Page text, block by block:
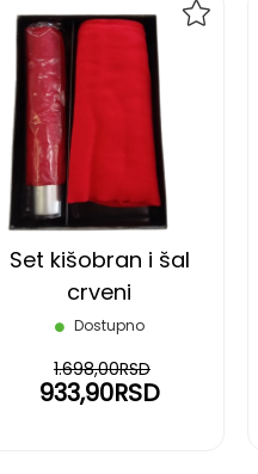
Set kišobran i šal
crveni
Dostupno
933,90RSD
1.698,00RSD